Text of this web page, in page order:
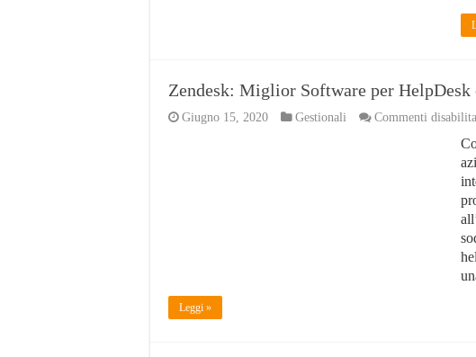
Zendesk: Miglior Software per HelpDesk
Giugno 15, 2020 Gestionali Commenti
Leggi »